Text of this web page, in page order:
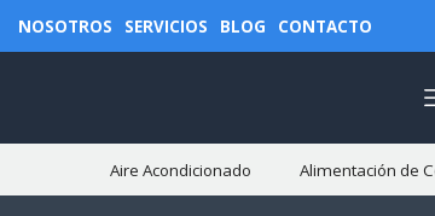
NOSOTROS SERVICIOS BLOG CONTACTO
Aire Acondicionado Alimentación de